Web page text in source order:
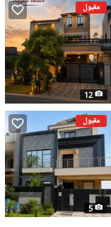
مقبول
12
مقبول
5